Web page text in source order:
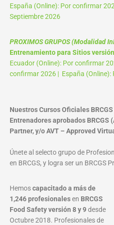
España (Online): Por confirmar
Septiembre 2026
PROXIMOS GRUPOS (Modalidad
Entrenamiento para Sitios
Ecuador (Online): Por confirmar
confirmar 2026 | España (Online):
Nuestros Cursos Oficiales
Entrenadores aprobados BRCGS
Partner, y/o AVT – Approved
Únete al selecto grupo de
en BRCGS, y logra ser un BRCGS
Hemoscapacitado a más de
1,246 profesionalesen BRCGS
Food Safety versión 8 y 9desde
Octubre 2018. Profesionales de